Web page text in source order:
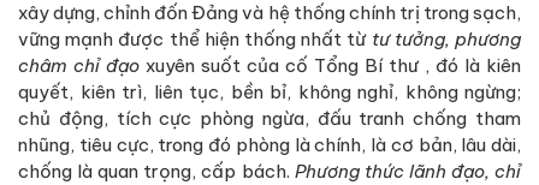
xây dựng, chỉnh đốn Đảng và hệ thống chính trị trong sạch,
vững mạnh được thể hiện thống nhất từ tư tưởng, phương
châm chỉ đạo xuyên suốt của cố Tổng Bí thư , đó là kiên
quyết, kiên trì, liên tục, bền bỉ, không nghỉ, không ngừng;
chủ động, tích cực phòng ngừa, đấu tranh chống tham
nhũng, tiêu cực, trong đó phòng là chính, là cơ bản, lâu dài,
chống là quan trọng, cấp bách. Phương thức lãnh đạo, chỉ